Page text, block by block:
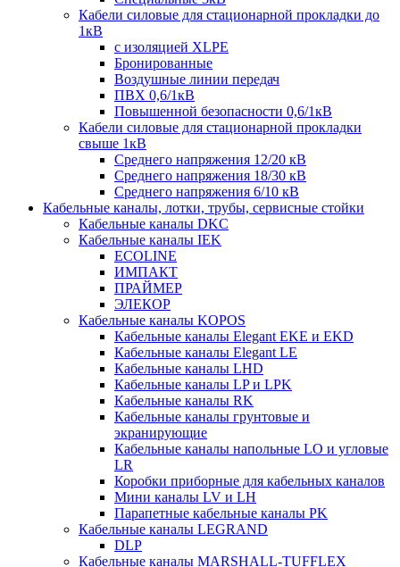
Кабели силовые для стационарной прокладки до
1кВ
c изоляцией XLPE
Бронированные
Воздушные линии передач
ПВХ 0,6/1кВ
Повышенной безопасности 0,6/1кВ
Кабели силовые для стационарной прокладки
свыше 1кВ
Среднего напряжения 12/20 кВ
Среднего напряжения 18/30 кВ
Среднего напряжения 6/10 кВ
Кабельные каналы, лотки, трубы, сервисные стойки
Кабельные каналы DKC
Кабельные каналы IEK
ECOLINE
ИМПАКТ
ПРАЙМЕР
ЭЛЕКОР
Кабельные каналы KOPOS
Кабельные каналы Elegant EKE и EKD
Кабельные каналы Elegant LE
Кабельные каналы LHD
Кабельные каналы LP и LPK
Кабельные каналы RK
Кабельные каналы грунтовые и
экранирующие
Кабельные каналы напольные LO и угловые
LR
Коробки приборные для кабельных каналов
Мини каналы LV и LH
Парапетные кабельные каналы PK
Кабельные каналы LEGRAND
DLP
Кабельные каналы MARSHALL-TUFFLEX